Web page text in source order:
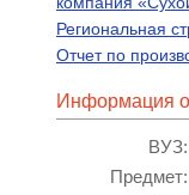
Региональная
Отчет по
Информация
ВУЗ:
Предмет: